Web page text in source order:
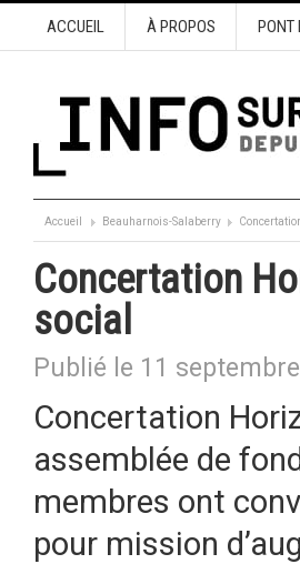
ACCUEIL À PROPOS PONT
Accueil Beauharnois-Salaberry
Concertation
social
Publié le 11
Concertation
assemblée de
membres ont
pour mission